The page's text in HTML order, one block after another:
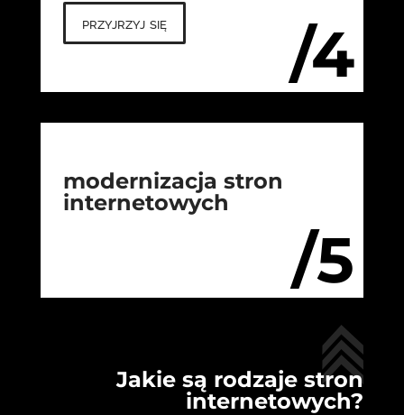
/4
przyjrzyj się
/5
modernizacja stron
internetowych
Jakie są rodzaje stron
internetowych?